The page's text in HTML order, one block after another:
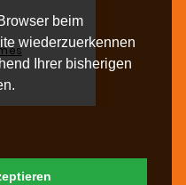
beim
wiederzuerkennen
Ihrer bisherigen